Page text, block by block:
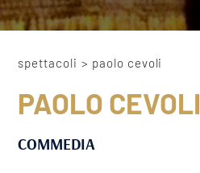
spettacoli > paolo cevoli
PAOLO CEVOLI
COMMEDIA